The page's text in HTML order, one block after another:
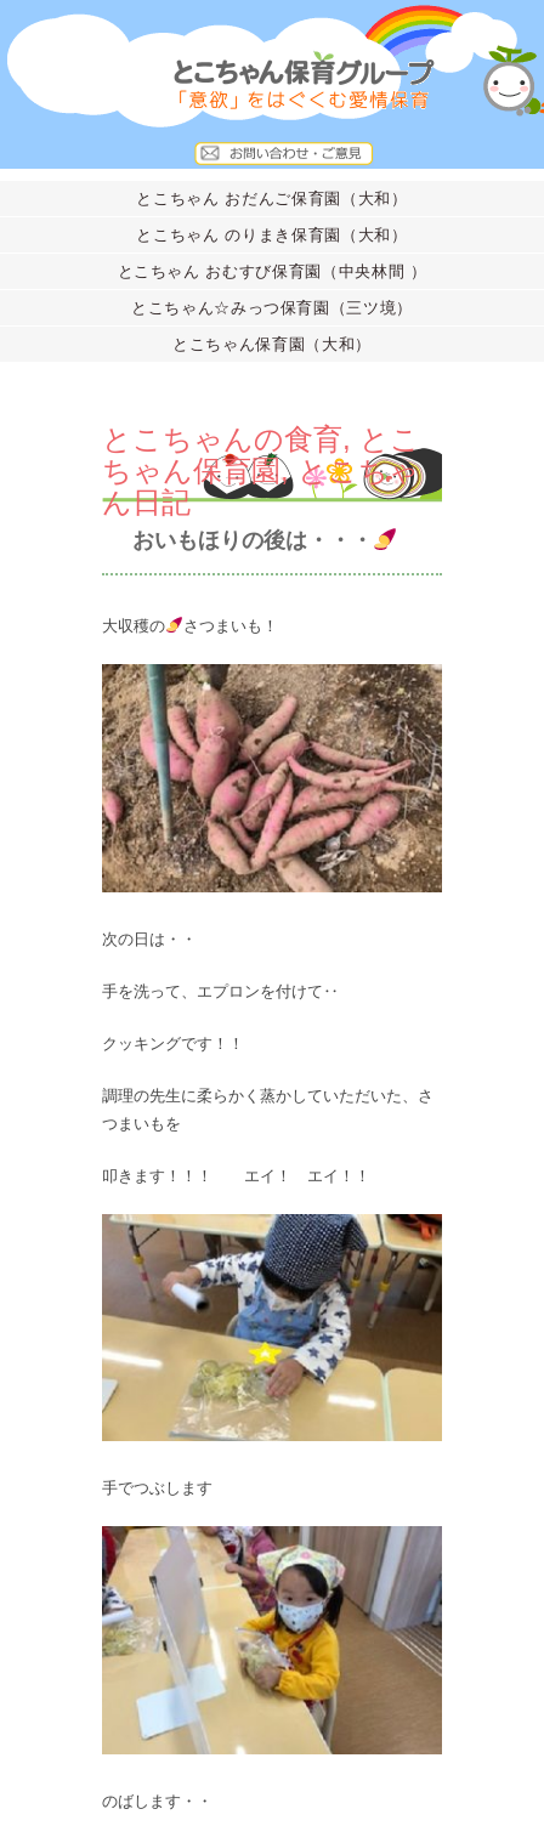
とこちゃん おだんご保育園（大和）
とこちゃん のりまき保育園（大和）
とこちゃん おむすび保育園（中央林間 ）
とこちゃん☆みっつ保育園（三ツ境）
とこちゃん保育園（大和）
とこちゃんの食育, とこ
ちゃん保育園, とこちゃ
ん日記
おいもほりの後は・・・
大収穫の さつまいも！
次の日は・・
手を洗って、エプロンを付けて‥
クッキングです！！
調理の先生に柔らかく蒸かしていただいた、さ
つまいもを
叩きます！！！ エイ！ エイ！！
手でつぶします
のばします・・